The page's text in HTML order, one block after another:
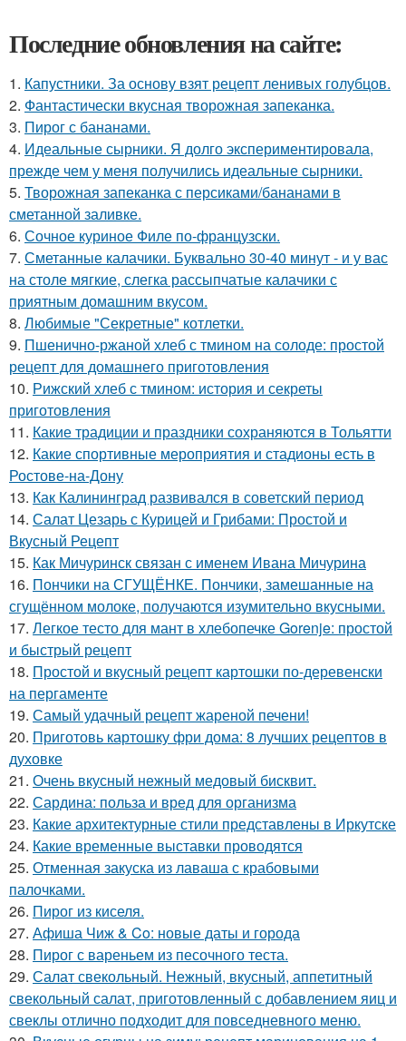
Последние обновления на сайте:
1. Капустники. За основу взят рецепт ленивых голубцов.
2. Фантастически вкусная творожная запеканка.
3. Пирог с бананами.
4. Идеальные сырники. Я долго экспериментировала,
прежде чем у меня получились идеальные сырники.
5. Творожная запеканка с персиками/бананами в
сметанной заливке.
6. Сочное куриное Филе по-французски.
7. Сметанные калачики. Буквально 30-40 минут - и у вас
на столе мягкие, слегка рассыпчатые калачики с
приятным домашним вкусом.
8. Любимые "Секретные" котлетки.
9. Пшенично-ржаной хлеб с тмином на солоде: простой
рецепт для домашнего приготовления
10. Рижский хлеб с тмином: история и секреты
приготовления
11. Какие традиции и праздники сохраняются в Тольятти
12. Какие спортивные мероприятия и стадионы есть в
Ростове-на-Дону
13. Как Калининград развивался в советский период
14. Салат Цезарь с Курицей и Грибами: Простой и
Вкусный Рецепт
15. Как Мичуринск связан с именем Ивана Мичурина
16. Пончики на СГУЩЁНКЕ. Пончики, замешанные на
сгущённом молоке, получаются изумительно вкусными.
17. Легкое тесто для мант в хлебопечке Gorenje: простой
и быстрый рецепт
18. Простой и вкусный рецепт картошки по-деревенски
на пергаменте
19. Самый удачный рецепт жареной печени!
20. Приготовь картошку фри дома: 8 лучших рецептов в
духовке
21. Очень вкусный нежный медовый бисквит.
22. Сардина: польза и вред для организма
23. Какие архитектурные стили представлены в Иркутске
24. Какие временные выставки проводятся
25. Отменная закуска из лаваша с крабовыми
палочками.
26. Пирог из киселя.
27. Афиша Чиж & Co: новые даты и города
28. Пирог с вареньем из песочного теста.
29. Салат свекольный. Нежный, вкусный, аппетитный
свекольный салат, приготовленный с добавлением яиц и
свеклы отлично подходит для повседневного меню.